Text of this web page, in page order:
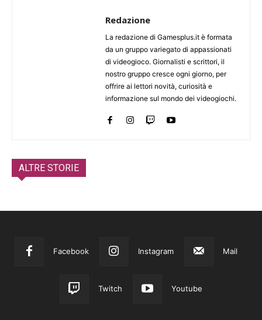
Redazione
La redazione di Gamesplus.it è formata
da un gruppo variegato di appassionati
di videogioco. Giornalisti e scrittori, il
nostro gruppo cresce ogni giorno, per
offrire ai lettori novità, curiosità e
informazione sul mondo dei videogiochi.
ALTRE STORIE
Facebook Instagram Mail
Twitch Youtube